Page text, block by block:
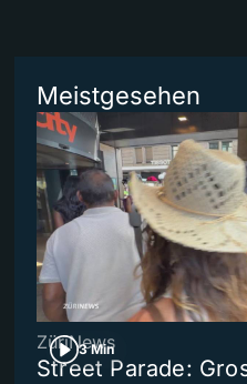
Meistgesehen
3 Min
ZüriNews
Street Parade: